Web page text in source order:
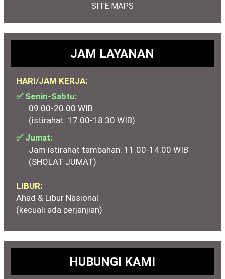
SITE MAPS
JAM LAYANAN
HARI/JAM KERJA:
✅ Senin-Sabtu:
09.00-20.00 WIB
(istirahat: 17.00-18.30 WIB)
✅ Jumat:
Jam istirahat tambahan: 11.00-14.00 WIB
(SHOLAT JUMAT)
LIBUR:
Ahad & Libur Nasional
(kecuali ada perjanjian)
HUBUNGI KAMI